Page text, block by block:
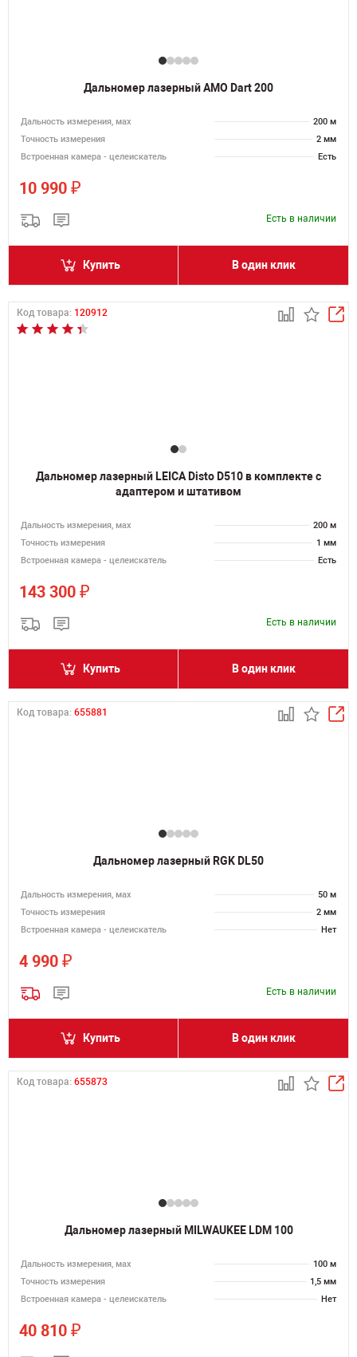
Дальномер лазерный AMO Dart 200
Дальность измерения, мах
200 м
Точность измерения
2 мм
Встроенная камера - целеискатель
Есть
10 990 ₽
Есть в наличии
Купить В один клик
Код товара: 120912
Дальномер лазерный LEICA Disto D510 в комплекте с
адаптером и штативом
Дальность измерения, мах
200 м
Точность измерения
1 мм
Встроенная камера - целеискатель
Есть
143 300 ₽
Есть в наличии
Купить В один клик
Код товара: 655881
Дальномер лазерный RGK DL50
Дальность измерения, мах
50 м
Точность измерения
2 мм
Встроенная камера - целеискатель
Нет
4 990 ₽
Есть в наличии
Купить В один клик
Код товара: 655873
Дальномер лазерный MILWAUKEE LDM 100
Дальность измерения, мах
100 м
Точность измерения
1,5 мм
Встроенная камера - целеискатель
Нет
40 810 ₽